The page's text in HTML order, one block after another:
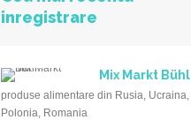
inregistrare
Mix Markt Bühl
produse alimentare din Rusia, Ucraina,
Polonia, Romania